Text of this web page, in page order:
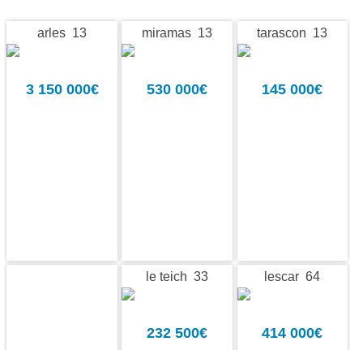
arles 13
3 150 000€
miramas 13
530 000€
tarascon 13
145 000€
le teich 33
232 500€
lescar 64
414 000€